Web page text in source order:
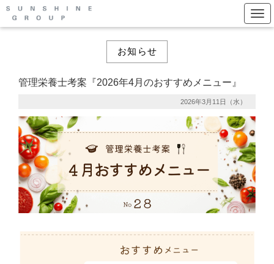
お知らせ
管理栄養士考案『2026年4月のおすすめメニュー』
2026年3月11日（水）